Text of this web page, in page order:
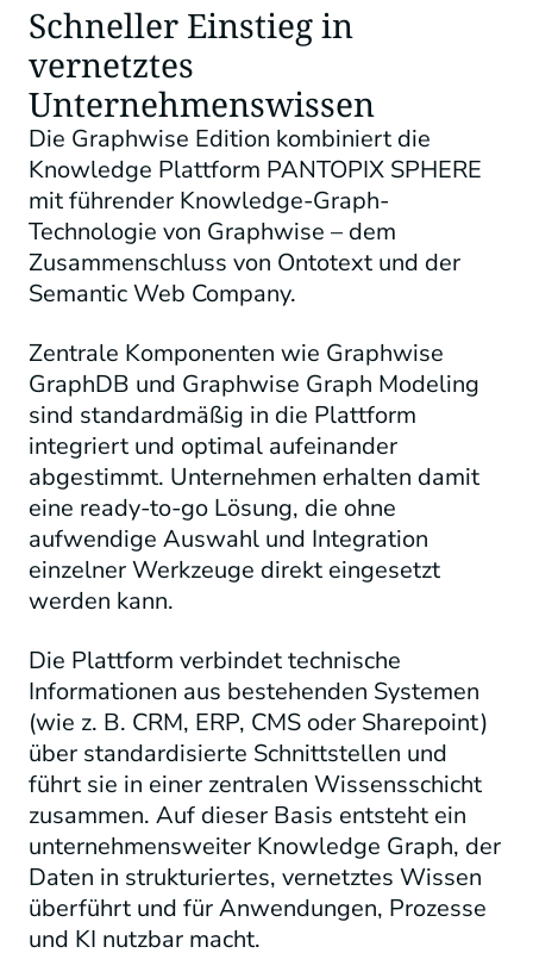
Schneller Einstieg in
vernetztes
Unternehmenswissen
Die Graphwise Edition kombiniert die
Knowledge Plattform PANTOPIX SPHERE
mit führender Knowledge-Graph-
Technologie von Graphwise – dem
Zusammenschluss von Ontotext und der
Semantic Web Company.
Zentrale Komponenten wie Graphwise
GraphDB und Graphwise Graph Modeling
sind standardmäßig in die Plattform
integriert und optimal aufeinander
abgestimmt. Unternehmen erhalten damit
eine ready-to-go Lösung, die ohne
aufwendige Auswahl und Integration
einzelner Werkzeuge direkt eingesetzt
werden kann.
Die Plattform verbindet technische
Informationen aus bestehenden Systemen
(wie z. B. CRM, ERP, CMS oder Sharepoint)
über standardisierte Schnittstellen und
führt sie in einer zentralen Wissensschicht
zusammen. Auf dieser Basis entsteht ein
unternehmensweiter Knowledge Graph, der
Daten in strukturiertes, vernetztes Wissen
überführt und für Anwendungen, Prozesse
und KI nutzbar macht.